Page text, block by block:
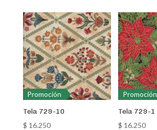
Promoción
Tela 729-10
$ 16.250
Promoción
Tela 729-1
$ 16.250